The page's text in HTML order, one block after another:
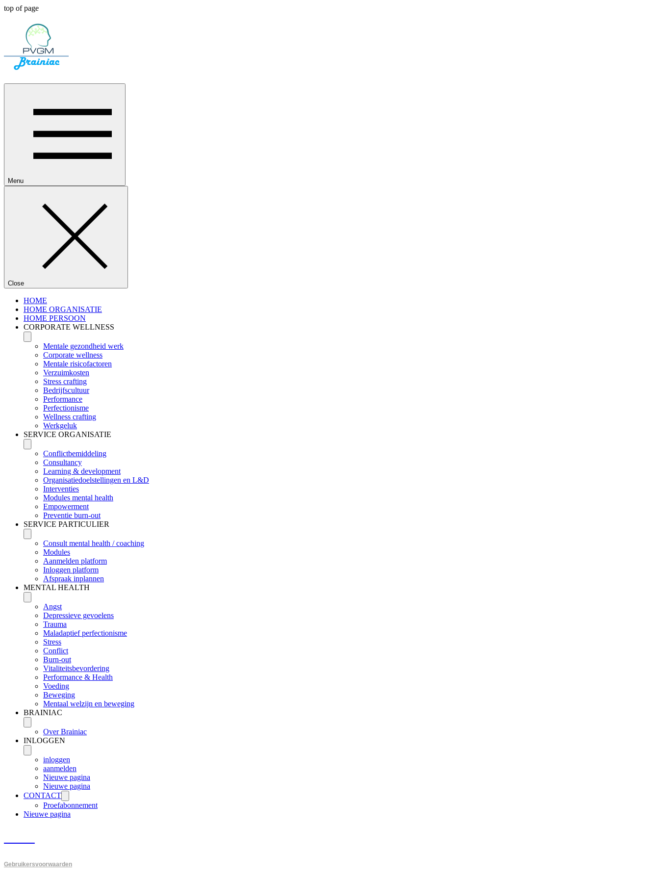
top of page
Menu
Close
HOME
HOME ORGANISATIE
HOME PERSOON
CORPORATE WELLNESS
Mentale gezondheid werk
Corporate wellness
Mentale risicofactoren
Verzuimkosten
Stress crafting
Bedrijfscultuur
Performance
Perfectionisme
Wellness crafting
Werkgeluk
SERVICE ORGANISATIE
Conflictbemiddeling
Consultancy
Learning & development
Organisatiedoelstellingen en L&D
Interventies
Modules mental health
Empowerment
Preventie burn-out
SERVICE PARTICULIER
Consult mental health / coaching
Modules
Aanmelden platform
Inloggen platform
Afspraak inplannen
MENTAL HEALTH
Angst
Depressieve gevoelens
Trauma
Maladaptief perfectionisme
Stress
Conflict
Burn-out
Vitaliteitsbevordering
Performance & Health
Voeding
Beweging
Mentaal welzijn en beweging
BRAINIAC
Over Brainiac
INLOGGEN
inloggen
aanmelden
Nieuwe pagina
Nieuwe pagina
CONTACT
Proefabonnement
Nieuwe pagina
Gebruikersvoorwaarden